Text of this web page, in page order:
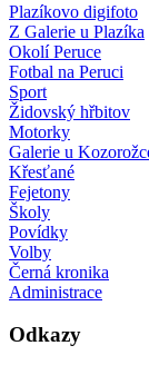
Plazíkovo digifoto
Z Galerie u Plazíka
Okolí Peruce
Fotbal na Peruci
Sport
Židovský hřbitov
Motorky
Galerie u
Křesťané
Fejetony
Školy
Povídky
Volby
Černá kronika
Administrace
Odkazy